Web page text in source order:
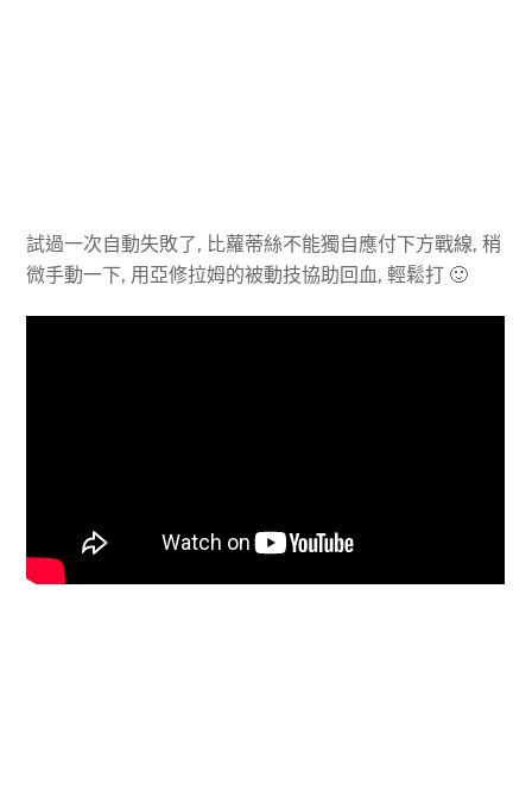
試過一次自動失敗了, 比蘿蒂絲不能獨自應付下方戰線, 稍
微手動一下, 用亞修拉姆的被動技協助回血, 輕鬆打 🙂